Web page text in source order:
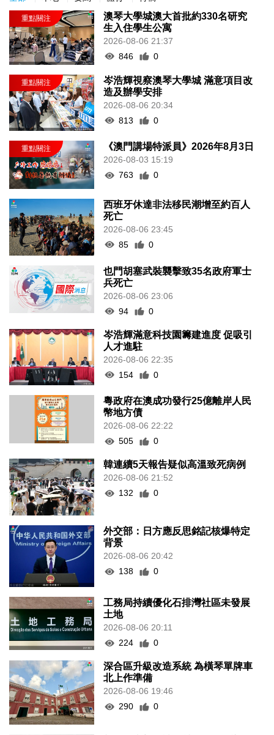
澳琴大學城澳大首批約330名研究
生入住學生公寓
2026-08-06 21:37
846
0
岑浩輝視察澳琴大學城 滿意項目改
造及辦學安排
2026-08-06 20:34
813
0
《澳門講場特派員》2026年8月3日
2026-08-03 15:19
763
0
西班牙休達非法移民潮增至約百人
死亡
2026-08-06 23:45
85
0
也門胡塞武裝襲擊致35名政府軍士
兵死亡
2026-08-06 23:06
94
0
岑浩輝滿意科技園籌建進度 促吸引
人才進駐
2026-08-06 22:35
154
0
粵政府在澳成功發行25億離岸人民
幣地方債
2026-08-06 22:22
505
0
韓連續5天報告疑似高溫致死病例
2026-08-06 21:52
132
0
外交部：日方應反思銘記核爆特定
背景
2026-08-06 20:42
138
0
工務局持續優化石排灣社區未發展
土地
2026-08-06 20:11
224
0
深合區升級改造系統 為橫琴單牌車
北上作準備
2026-08-06 19:46
290
0